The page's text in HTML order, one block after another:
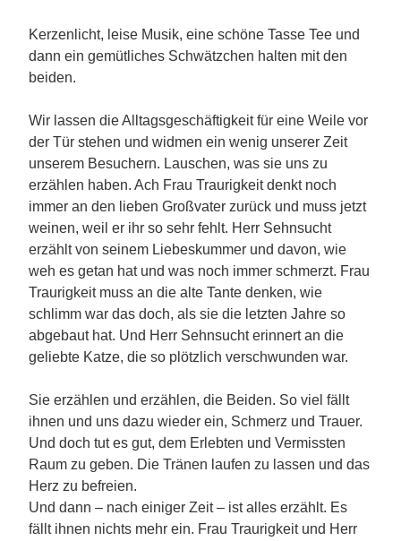
Kerzenlicht, leise Musik, eine schöne Tasse Tee und
dann ein gemütliches Schwätzchen halten mit den
beiden.
Wir lassen die Alltagsgeschäftigkeit für eine Weile vor
der Tür stehen und widmen ein wenig unserer Zeit
unserem Besuchern. Lauschen, was sie uns zu
erzählen haben. Ach Frau Traurigkeit denkt noch
immer an den lieben Großvater zurück und muss jetzt
weinen, weil er ihr so sehr fehlt. Herr Sehnsucht
erzählt von seinem Liebeskummer und davon, wie
weh es getan hat und was noch immer schmerzt. Frau
Traurigkeit muss an die alte Tante denken, wie
schlimm war das doch, als sie die letzten Jahre so
abgebaut hat. Und Herr Sehnsucht erinnert an die
geliebte Katze, die so plötzlich verschwunden war.
Sie erzählen und erzählen, die Beiden. So viel fällt
ihnen und uns dazu wieder ein, Schmerz und Trauer.
Und doch tut es gut, dem Erlebten und Vermissten
Raum zu geben. Die Tränen laufen zu lassen und das
Herz zu befreien.
Und dann – nach einiger Zeit – ist alles erzählt. Es
fällt ihnen nichts mehr ein. Frau Traurigkeit und Herr